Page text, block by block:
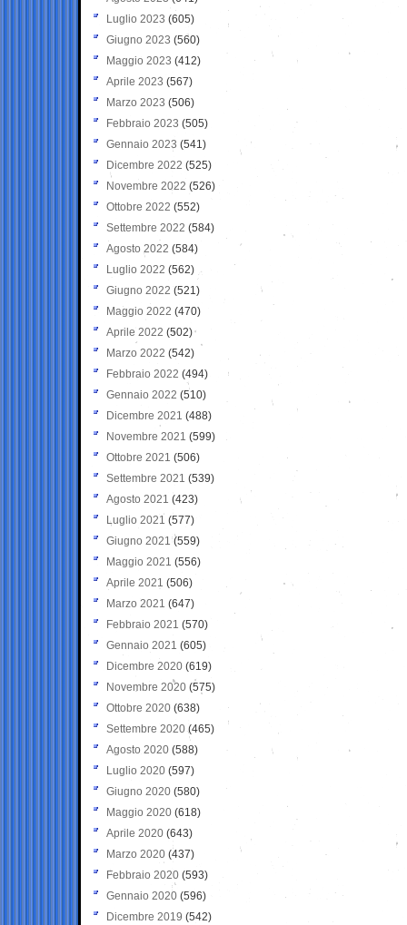
Luglio 2023 (605)
Giugno 2023 (560)
Maggio 2023 (412)
Aprile 2023 (567)
Marzo 2023 (506)
Febbraio 2023 (505)
Gennaio 2023 (541)
Dicembre 2022 (525)
Novembre 2022 (526)
Ottobre 2022 (552)
Settembre 2022 (584)
Agosto 2022 (584)
Luglio 2022 (562)
Giugno 2022 (521)
Maggio 2022 (470)
Aprile 2022 (502)
Marzo 2022 (542)
Febbraio 2022 (494)
Gennaio 2022 (510)
Dicembre 2021 (488)
Novembre 2021 (599)
Ottobre 2021 (506)
Settembre 2021 (539)
Agosto 2021 (423)
Luglio 2021 (577)
Giugno 2021(559)
Maggio 2021 (556)
Aprile 2021 (506)
Marzo 2021 (647)
Febbraio 2021 (570)
Gennaio 2021 (605)
Dicembre 2020 (619)
Novembre 2020 (575)
Ottobre 2020 (638)
Settembre 2020(465)
Agosto 2020 (588)
Luglio 2020 (597)
Giugno 2020 (580)
Maggio 2020 (618)
Aprile 2020 (643)
Marzo 2020 (437)
Febbraio 2020 (593)
Gennaio 2020 (596)
Dicembre 2019 (542)